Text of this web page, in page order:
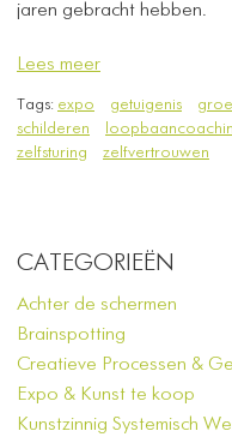
jaren gebracht hebben.
Lees meer
Tags: expo getuigenis
schilderen
zelfsturing
zelfvertrouwen
CATEGORIEËN
Achter de schermen
Brainspotting
Creatieve Processen &
Expo & Kunst te koop
Kunstzinnig Systemisch